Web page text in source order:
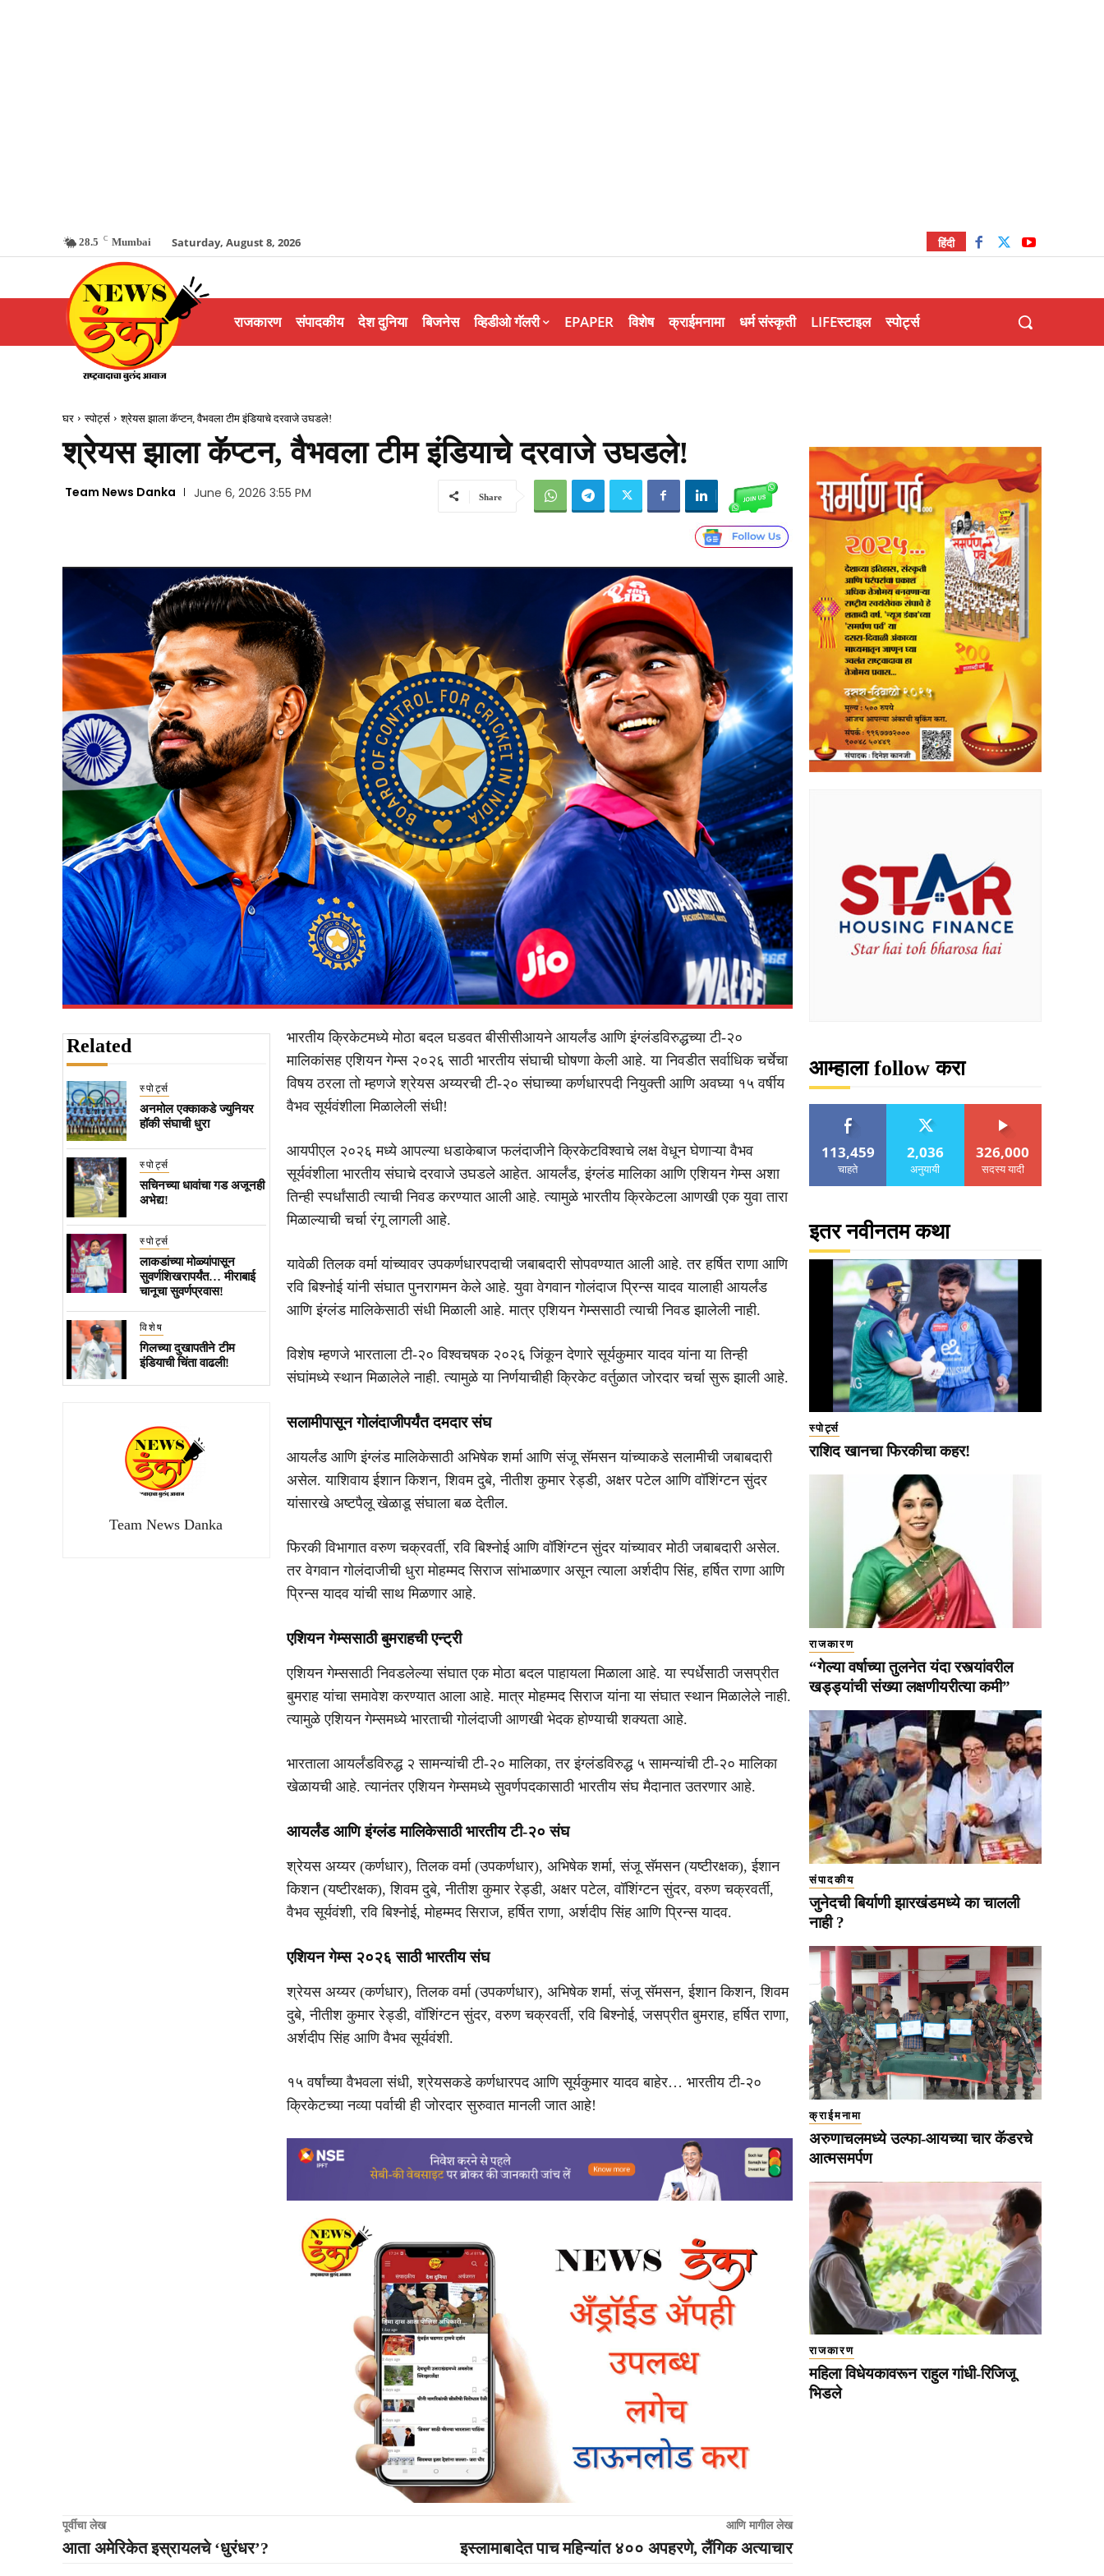
28.5 C Mumbai Saturday, August 8, 2026 हिंदी
राजकारण संपादकीय देश दुनिया बिजनेस व्हिडीओ गॅलरी EPAPER विशेष क्राईमनामा धर्म संस्कृती LIFEस्टाइल स्पोर्ट्स
घर स्पोर्ट्स श्रेयस झाला कॅप्टन, वैभवला टीम इंडियाचे दरवाजे उघडले!
श्रेयस झाला कॅप्टन, वैभवला टीम इंडियाचे दरवाजे उघडले!
Team News Danka June 6, 2026 3:55 PM Share
Related
स्पोर्ट्स
अनमोल एक्काकडे ज्युनियर
हॉकी संघाची धुरा
स्पोर्ट्स
सचिनच्या धावांचा गड अजूनही
अभेद्य!
स्पोर्ट्स
लाकडांच्या मोळ्यांपासून
सुवर्णशिखरापर्यंत… मीराबाई
चानूचा सुवर्णप्रवास!
विशेष
गिलच्या दुखापतीने टीम
इंडियाची चिंता वाढली!
Team News Danka
भारतीय क्रिकेटमध्ये मोठा बदल घडवत बीसीसीआयने आयर्लंड आणि इंग्लंडविरुद्धच्या टी-२०
मालिकांसह एशियन गेम्स २०२६ साठी भारतीय संघाची घोषणा केली आहे. या निवडीत सर्वाधिक चर्चेचा
विषय ठरला तो म्हणजे श्रेयस अय्यरची टी-२० संघाच्या कर्णधारपदी नियुक्ती आणि अवघ्या १५ वर्षीय
वैभव सूर्यवंशीला मिळालेली संधी!
आयपीएल २०२६ मध्ये आपल्या धडाकेबाज फलंदाजीने क्रिकेटविश्वाचे लक्ष वेधून घेणाऱ्या वैभव
सूर्यवंशीला भारतीय संघाचे दरवाजे उघडले आहेत. आयर्लंड, इंग्लंड मालिका आणि एशियन गेम्स अशा
तिन्ही स्पर्धांसाठी त्याची निवड करण्यात आली आहे. त्यामुळे भारतीय क्रिकेटला आणखी एक युवा तारा
मिळाल्याची चर्चा रंगू लागली आहे.
यावेळी तिलक वर्मा यांच्यावर उपकर्णधारपदाची जबाबदारी सोपवण्यात आली आहे. तर हर्षित राणा आणि
रवि बिश्नोई यांनी संघात पुनरागमन केले आहे. युवा वेगवान गोलंदाज प्रिन्स यादव यालाही आयर्लंड
आणि इंग्लंड मालिकेसाठी संधी मिळाली आहे. मात्र एशियन गेम्ससाठी त्याची निवड झालेली नाही.
विशेष म्हणजे भारताला टी-२० विश्वचषक २०२६ जिंकून देणारे सूर्यकुमार यादव यांना या तिन्ही
संघांमध्ये स्थान मिळालेले नाही. त्यामुळे या निर्णयाचीही क्रिकेट वर्तुळात जोरदार चर्चा सुरू झाली आहे.
सलामीपासून गोलंदाजीपर्यंत दमदार संघ
आयर्लंड आणि इंग्लंड मालिकेसाठी अभिषेक शर्मा आणि संजू सॅमसन यांच्याकडे सलामीची जबाबदारी
असेल. याशिवाय ईशान किशन, शिवम दुबे, नीतीश कुमार रेड्डी, अक्षर पटेल आणि वॉशिंग्टन सुंदर
यांसारखे अष्टपैलू खेळाडू संघाला बळ देतील.
फिरकी विभागात वरुण चक्रवर्ती, रवि बिश्नोई आणि वॉशिंग्टन सुंदर यांच्यावर मोठी जबाबदारी असेल.
तर वेगवान गोलंदाजीची धुरा मोहम्मद सिराज सांभाळणार असून त्याला अर्शदीप सिंह, हर्षित राणा आणि
प्रिन्स यादव यांची साथ मिळणार आहे.
एशियन गेम्ससाठी बुमराहची एन्ट्री
एशियन गेम्ससाठी निवडलेल्या संघात एक मोठा बदल पाहायला मिळाला आहे. या स्पर्धेसाठी जसप्रीत
बुमराह यांचा समावेश करण्यात आला आहे. मात्र मोहम्मद सिराज यांना या संघात स्थान मिळालेले नाही.
त्यामुळे एशियन गेम्समध्ये भारताची गोलंदाजी आणखी भेदक होण्याची शक्यता आहे.
भारताला आयर्लंडविरुद्ध २ सामन्यांची टी-२० मालिका, तर इंग्लंडविरुद्ध ५ सामन्यांची टी-२० मालिका
खेळायची आहे. त्यानंतर एशियन गेम्समध्ये सुवर्णपदकासाठी भारतीय संघ मैदानात उतरणार आहे.
आयर्लंड आणि इंग्लंड मालिकेसाठी भारतीय टी-२० संघ
श्रेयस अय्यर (कर्णधार), तिलक वर्मा (उपकर्णधार), अभिषेक शर्मा, संजू सॅमसन (यष्टीरक्षक), ईशान
किशन (यष्टीरक्षक), शिवम दुबे, नीतीश कुमार रेड्डी, अक्षर पटेल, वॉशिंग्टन सुंदर, वरुण चक्रवर्ती,
वैभव सूर्यवंशी, रवि बिश्नोई, मोहम्मद सिराज, हर्षित राणा, अर्शदीप सिंह आणि प्रिन्स यादव.
एशियन गेम्स २०२६ साठी भारतीय संघ
श्रेयस अय्यर (कर्णधार), तिलक वर्मा (उपकर्णधार), अभिषेक शर्मा, संजू सॅमसन, ईशान किशन, शिवम
दुबे, नीतीश कुमार रेड्डी, वॉशिंग्टन सुंदर, वरुण चक्रवर्ती, रवि बिश्नोई, जसप्रीत बुमराह, हर्षित राणा,
अर्शदीप सिंह आणि वैभव सूर्यवंशी.
१५ वर्षांच्या वैभवला संधी, श्रेयसकडे कर्णधारपद आणि सूर्यकुमार यादव बाहेर… भारतीय टी-२०
क्रिकेटच्या नव्या पर्वाची ही जोरदार सुरुवात मानली जात आहे!
पूर्वीचा लेख
आता अमेरिकेत इस्रायलचे ‘धुरंधर’?
आणि मागील लेख
इस्लामाबादेत पाच महिन्यांत ४०० अपहरणे, लैंगिक अत्याचार
आम्हाला follow करा
113,459
चाहते
2,036
अनुयायी
326,000
सदस्य यादी
इतर नवीनतम कथा
स्पोर्ट्स
राशिद खानचा फिरकीचा कहर!
राजकारण
“गेल्या वर्षाच्या तुलनेत यंदा रस्त्यांवरील
खड्ड्यांची संख्या लक्षणीयरीत्या कमी”
संपादकीय
जुनेदची बिर्याणी झारखंडमध्ये का चालली
नाही ?
क्राईमनामा
अरुणाचलमध्ये उल्फा-आयच्या चार कॅडरचे
आत्मसमर्पण
राजकारण
महिला विधेयकावरून राहुल गांधी-रिजिजू
भिडले